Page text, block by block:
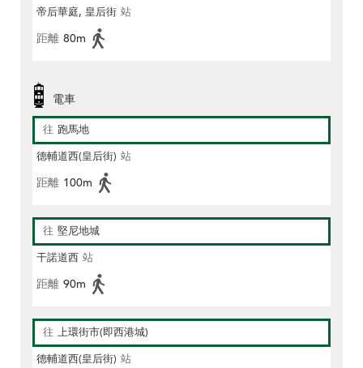
帝后華庭, 皇后街 站
距離 80m
電車
往 跑馬地
德輔道西(皇后街) 站
距離 100m
往 堅尼地城
干諾道西 站
距離 90m
往 上環街市(即西港城)
德輔道西(皇后街) 站